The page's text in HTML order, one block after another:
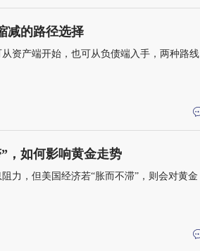
减的路径选择
资产端开始，也可从负债端入手，两种路线
，如何影响黄金走势
力，但美国经济若“胀而不滞”，则会对黄金